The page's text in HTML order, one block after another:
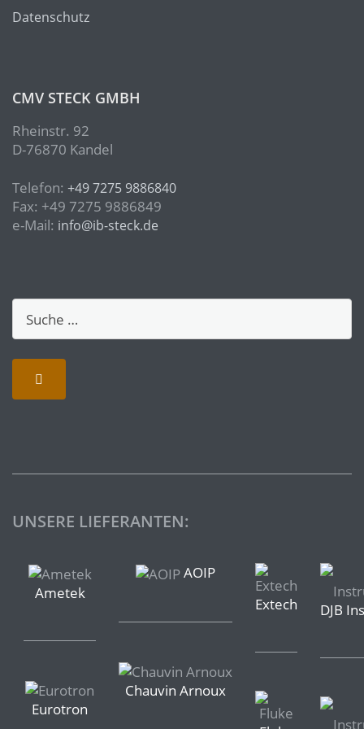
Datenschutz
CMV STECK GMBH
Rheinstr. 92
D-76870 Kandel
Telefon: +49 7275 9886840
Fax: +49 7275 9886849
e-Mail: info@ib-steck.de
UNSERE LIEFERANTEN:
Ametek
Eurotron
AOIP
Chauvin Arnoux
Extech DJB